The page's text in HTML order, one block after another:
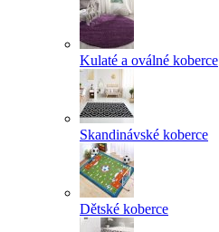
Kulaté a oválné koberce
Skandinávské koberce
Dětské koberce